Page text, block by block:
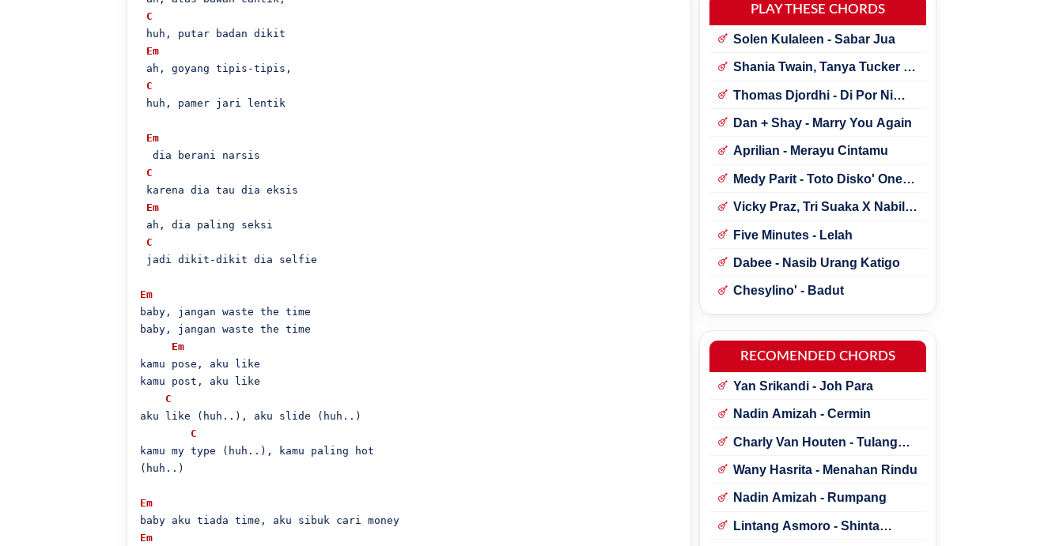
C
huh, putar badan dikit
Em
ah, goyang tipis-tipis,
C
huh, pamer jari lentik
Em
  dia berani narsis
C
karena dia tau dia eksis
Em
ah, dia paling seksi
C
jadi dikit-dikit dia selfie
Em
baby, jangan waste the time
baby, jangan waste the time
Em
kamu pose, aku like
kamu post, aku like
C
aku like (huh..), aku slide (huh..)
C
kamu my type (huh..), kamu paling hot
(huh..)
Em
Em
PLAY THESE CHORDS
Solen Kulaleen - Sabar Jua
Shania Twain, Tanya Tucker -
Thomas Djordhi - Di Por Ni
Dan + Shay - Marry You Again
Aprilian - Merayu Cintamu
Medy Parit - Toto Disko' One
Vicky Praz, Tri Suaka X Nabila
Five Minutes - Lelah
Dabee - Nasib Urang Katigo
Chesylino' - Badut
RECOMENDED CHORDS
Yan Srikandi - Joh Para
Nadin Amizah - Cermin
Charly Van Houten - Tulang
Wany Hasrita - Menahan Rindu
Nadin Amizah - Rumpang
Lintang Asmoro - Shinta